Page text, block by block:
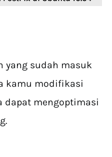
yang sudah masuk
kamu modifikasi
dapat mengoptimasi